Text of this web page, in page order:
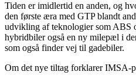
Tiden er imidlertid en anden, og
den første æra med GTP blandt
udvikling af teknologier som ABS
hybridbiler også en ny milepæl i
som også finder vej til gadebiler.
Om det nye tiltag forklarer IMSA-